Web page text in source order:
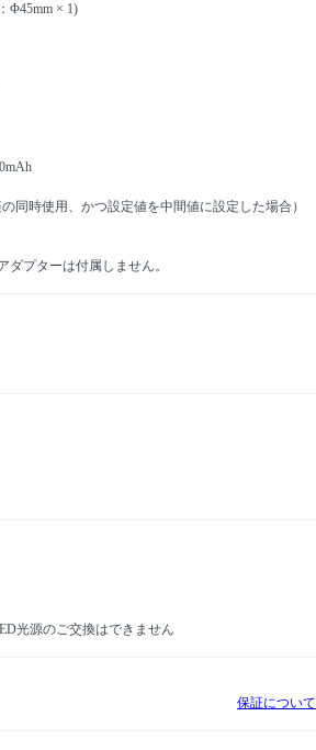
Φ45mm × 1)
同時使用、かつ設定値を中間値に設定した場合）
プターは付属しません。
光源のご交換はできません
保証について